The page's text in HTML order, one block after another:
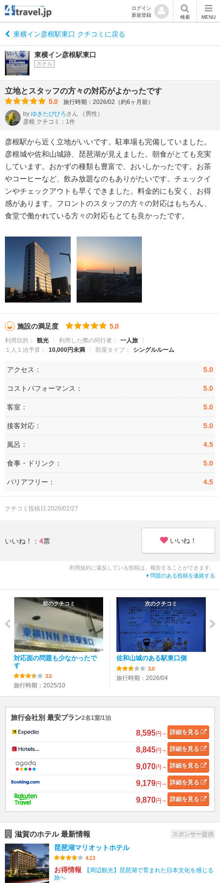
ログイン
新規登録
検索 MENU
東横イン彦根駅東口 クチコミに戻る
東横イン彦根駅東口
ホテル
立地とスタッフの方々の対応がよかったです
5.0
旅行時期：2026/02（約6ヶ月前）
by ゆきたびひろさん
（男性）
彦根 クチコミ：1件
彦根駅から近く立地がいいです。駐車場も完備していました。
彦根城や佐和山城跡、琵琶湖が見えました。朝食がとても充実
しています。おかずの種類も豊富で、おいしかったです。お茶
やコーヒーなど、飲み放題なのもありがたいです。チェックイ
ンやチェックアウトも早くできました。料金的にも安く、お得
感があります。フロントのスタッフの方々の対応はもちろん、
食堂で働かれている方々の対応もとても良かったです。
施設の満足度 5.0
利用目的： 観光 利用した際の同行者：
一人旅
１人１泊予算：
10,000円未満 部屋タイプ： シングルルーム
アクセス： 5.0
コストパフォーマンス： 5.0
客室： 5.0
接客対応： 5.0
風呂： 4.5
食事・ドリンク： 5.0
バリアフリー： 4.5
クチコミ投稿日:2026/02/27
いいね！： 4票 いいね！
利用規約に違反している投稿は、報告することができます。
問題のある投稿を連絡する
前のクチコミ
対応面の問題も少なかったで
す
3.5
旅行時期：2025/10
次のクチコミ
佐和山城のある駅東口側
3.0
旅行時期：2026/04
旅行会社別 最安プラン2名1室/1泊
8,595円～ 詳細を見る
8,845円～ 詳細を見る
9,070円～ 詳細を見る
9,179円～ 詳細を見る
9,870円～ 詳細を見る
滋賀のホテル 最新情報 スポンサー提供
琵琶湖マリオットホテル
4.13
お得情報
【周辺観光】琵琶湖で育まれた日本文化を感じる
旅へ